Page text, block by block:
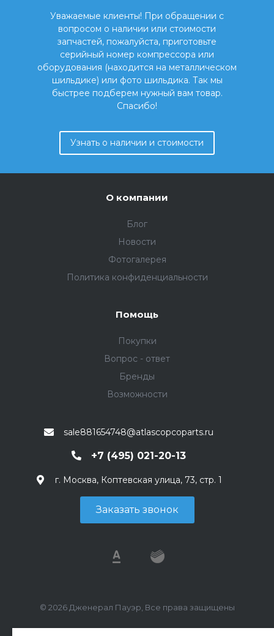
Уважаемые клиенты! При обращении с
вопросом о наличии или стоимости
запчастей, пожалуйста, приготовьте
серийный номер компрессора или
оборудования (находится на металлическом
шильдике) или фото шильдика. Так мы
быстрее подберем нужный вам товар.
Спасибо!
Узнать о наличии и стоимости
О компании
Блог
Новости
Фотогалерея
Политика конфиденциальности
Помощь
Покупки
Вопрос - ответ
Бренды
Возможности
sale881654748@atlascopcoparts.ru
+7 (495) 021-20-13
г. Москва, Коптевская улица, 73, стр. 1
Заказать звонок
© 2026 Дженерал Пауэр, Все права защищены